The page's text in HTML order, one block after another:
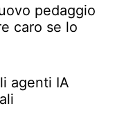
pedaggio
caro se lo
agenti IA